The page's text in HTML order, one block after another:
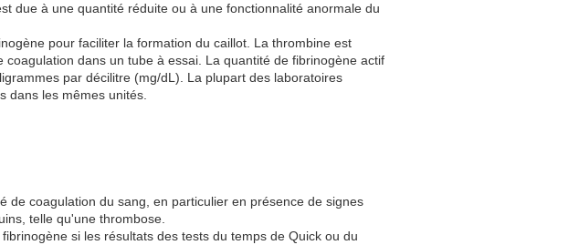
due à une quantité réduite ou à une fonctionnalité anormale du
pour faciliter la formation du caillot. La thrombine est
dans un tube à essai. La quantité de fibrinogène actif
par décilitre (mg/dL). La plupart des laboratoires
dans les mêmes unités.
de coagulation du sang, en particulier en présence de signes
telle qu'une thrombose.
si les résultats des tests du temps de Quick ou du